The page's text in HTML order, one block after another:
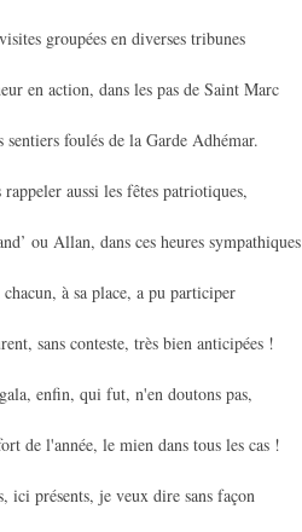
groupées en diverses tribunes
en action, dans les pas de Saint Marc
sentiers foulés de la Garde Adhémar.
rappeler aussi les fêtes patriotiques,
ou Allan, dans ces heures sympathiques
à sa place, a pu participer
sans conteste, très bien anticipées !
enfin, qui fut, n'en doutons pas,
de l'année, le mien dans tous les cas !
ici présents, je veux dire sans façon